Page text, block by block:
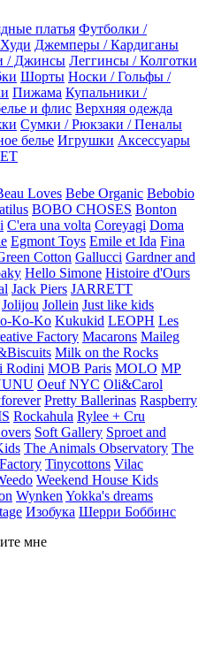
платья Футболки /
Джемперы / Кардиганы
/ Джинсы Леггинсы / Колготки
Шорты Носки / Гольфы /
Пижама Купальники /
и флис Верхняя одежда
Сумки / Рюкзаки / Пеналы
белье Игрушки Аксессуары
Loves Bebe Organic Bebobio
BOBO CHOSES Bonton
C'era una volta Coreyagi Doma
Egmont Toys Emile et Ida Fina
Cotton Gallucci Gardner and
Hello Simone Histoire d'Ours
Jack Piers JARRETT
Jolijou Jollein Just like kids
Ko-Ko Kukukid LEOPH Les
Factory Macarons Maileg
Milk on the Rocks
Rodini MOB Paris MOLO MP
Oeuf NYC Oli&Carol
Pretty Ballerinas Raspberry
Rockahula Rylee + Cru
Soft Gallery Sproet and
The Animals Observatory The
Tinycottons Vilac
Weekend House Kids
Wynken Yokka's dreams
Изобука Шерри Боббинс
мне